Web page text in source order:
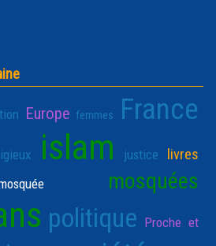
Europe femmes France
islam justice livres
mosquées
politique Proche et